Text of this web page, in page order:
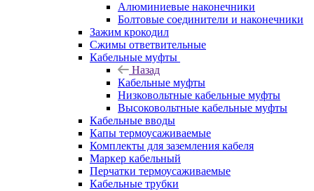
Алюминиевые наконечники
Болтовые соединители и наконечники
Зажим крокодил
Сжимы ответвительные
Кабельные муфты
Назад
Кабельные муфты
Низковольтные кабельные муфты
Высоковольтные кабельные муфты
Кабельные вводы
Капы термоусаживаемые
Комплекты для заземления кабеля
Маркер кабельный
Перчатки термоусаживаемые
Кабельные трубки